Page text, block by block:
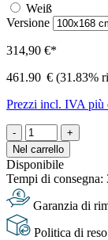
Weiß
Versione
314,90 €*
461.90 € (31.83%
Prezzi incl. IVA più
-
+
Nel carrello
Disponibile
Tempi di consegna:
Garanzia di
Politica di